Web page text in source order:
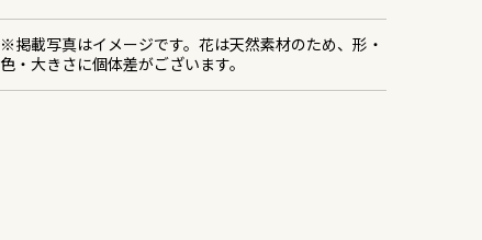
※掲載写真はイメージです。花は天然素材のため、形・
色・大きさに個体差がございます。